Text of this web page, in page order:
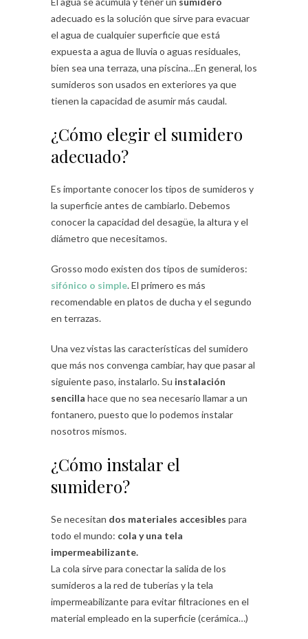
adecuado es la solución que sirve para evacuar
el agua de cualquier superficie que está
expuesta a agua de lluvia o aguas residuales,
bien sea una terraza, una piscina…En general, los
sumideros son usados en exteriores ya que
tienen la capacidad de asumir más caudal.
¿Cómo elegir el sumidero
adecuado?
Es importante conocer los tipos de sumideros y
la superficie antes de cambiarlo. Debemos
conocer la capacidad del desagüe, la altura y el
diámetro que necesitamos.
Grosso modo existen dos tipos de sumideros:
sifónico o simple. El primero es más
recomendable en platos de ducha y el segundo
en terrazas.
Una vez vistas las características del sumidero
que más nos convenga cambiar, hay que pasar al
siguiente paso, instalarlo. Su instalación
sencilla hace que no sea necesario llamar a un
fontanero, puesto que lo podemos instalar
nosotros mismos.
¿Cómo instalar el
sumidero?
Se necesitan dos materiales accesibles para
todo el mundo: cola y una tela
impermeabilizante.
La cola sirve para conectar la salida de los
sumideros a la red de tuberías y la tela
impermeabilizante para evitar filtraciones en el
material empleado en la superficie (cerámica…)